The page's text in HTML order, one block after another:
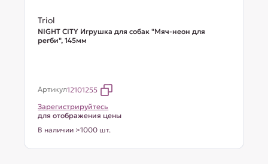
Triol
NIGHT CITY Игрушка для собак "Мяч-неон для
регби", 145мм
Артикул12101255
Зарегистрируйтесь
для отображения цены
В наличии >1000 шт.